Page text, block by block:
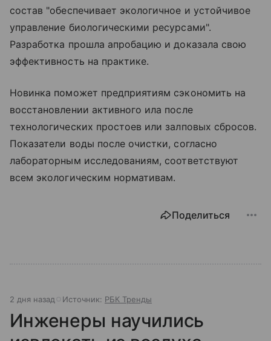
состав "обеспечивает экологичное и устойчивое
управление биологическими ресурсами".
Разработка прошла апробацию и доказала свою
эффективность на практике.
Новинка поможет предприятиям сэкономить на
восстановлении активного ила после
технологических простоев или залповых сбросов.
Показатели воды после очистки, согласно
лабораторным исследованиям, соответствуют
всем экологическим нормативам.
Поделиться
2 дня назад Источник: РБК Тренды
Инженеры научились